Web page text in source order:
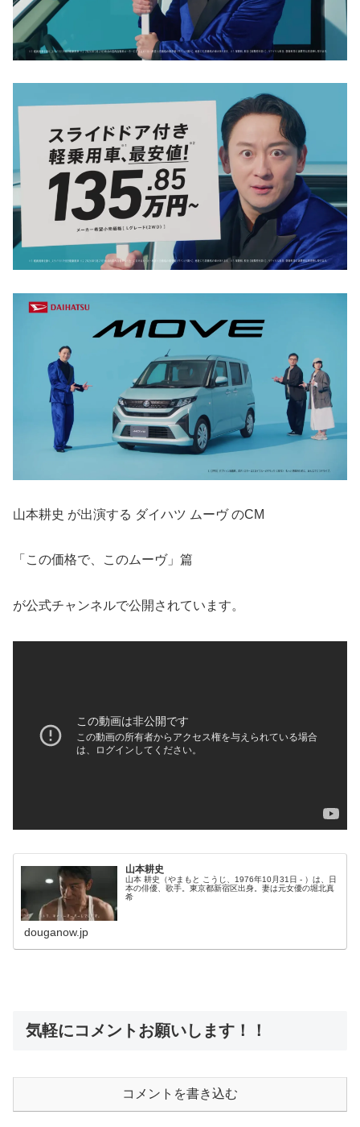
山本耕史 が出演する ダイハツ ムーヴ のCM
「この価格で、このムーヴ」篇
が公式チャンネルで公開されています。
山本耕史
山本 耕史（やまもと こうじ、1976年10月31日 - ）は、日
本の俳優、歌手。東京都新宿区出身。妻は元女優の堀北真
希
douganow.jp
気軽にコメントお願いします！！
コメントを書き込む